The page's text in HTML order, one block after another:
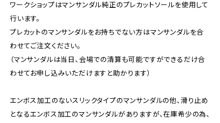
ワークショップはマンサンダル純正のプレカットソールを使用して
行います。
プレカットのマンサンダルをお持ちでない方はマンサンダルを合
わせてご注文ください。
（マンサンダルは当日、会場での清算も可能ですができるだけ合
わせてお申し込みいただけますと助かります）
エンボス加工のないスリックタイプのマンサンダルの他、滑り止め
となるエンボス加工のマンサンダルがありますが、在庫希少の為、